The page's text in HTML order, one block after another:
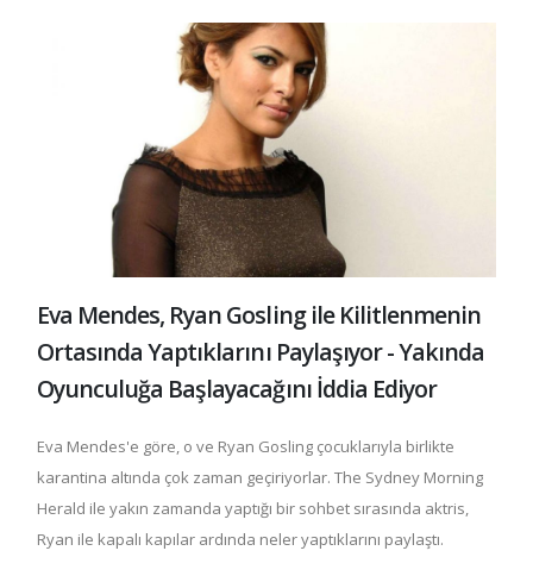
Eva Mendes, Ryan Gosling ile Kilitlenmenin
Ortasında Yaptıklarını Paylaşıyor - Yakında
Oyunculuğa Başlayacağını İddia Ediyor
Eva Mendes'e göre, o ve Ryan Gosling çocuklarıyla birlikte
karantina altında çok zaman geçiriyorlar. The Sydney Morning
Herald ile yakın zamanda yaptığı bir sohbet sırasında aktris,
Ryan ile kapalı kapılar ardında neler yaptıklarını paylaştı.